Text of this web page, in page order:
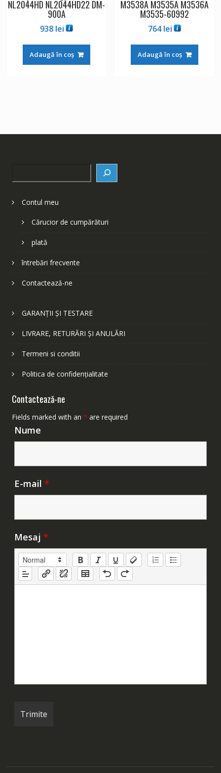
NL2044HD NL2044HD22 DM-
900A
938 lei
Adaugă în coș
M3538A M3535A M3536A
M3535-60992
764lei
Adaugă în coș
Contul meu
Cărucior de cumpărături
plată
întrebări frecvente
Contactează-ne
GARANȚII ȘI TESTARE
LIVRARE, RETURĂRI ȘI ANULĂRI
Termeni si conditii
Politica de confidențialitate
Contactează-ne
Fields marked with an * are required
Nume
E-mail *
Mesaj *